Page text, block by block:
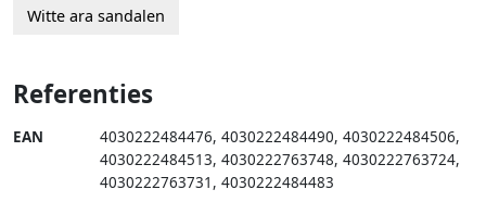
Witte ara sandalen
Referenties
EAN 4030222484476, 4030222484490, 4030222484506,
4030222484513, 4030222763748, 4030222763724,
4030222763731 , 4030222484483